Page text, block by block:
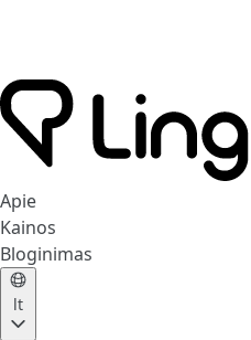
Apie
Kainos
Bloginimas
lt